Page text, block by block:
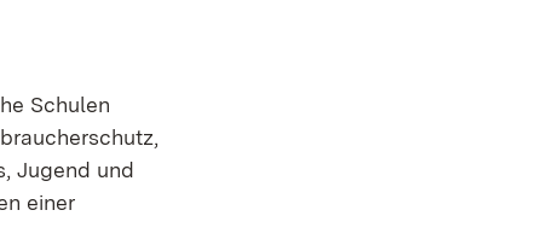
Schulen
Jugend und
einer